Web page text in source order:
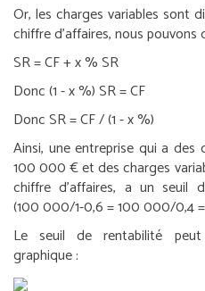
Or, les charges variables sont
chiffre d’affaires, nous pouvons
SR = CF + x % SR
Donc (1 - x %) SR = CF
Donc SR = CF / (1 - x %)
Ainsi, une entreprise qui a des
100 000 € et des charges
chiffre d’affaires, a un
(100 000/1-0,6 = 100 000/0,4
Le seuil de rentabilité
graphique :